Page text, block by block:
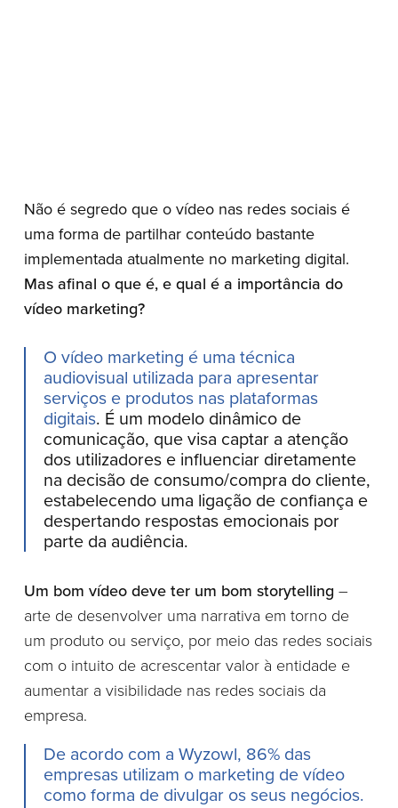
Não é segredo que o vídeo nas redes sociais é
uma forma de partilhar conteúdo bastante
implementada atualmente no marketing digital.
Mas afinal o que é, e qual é a importância do
vídeo marketing?
O vídeo marketing é uma técnica
audiovisual utilizada para apresentar
serviços e produtos nas plataformas
digitais. É um modelo dinâmico de
comunicação, que visa captar a atenção
dos utilizadores e influenciar diretamente
na decisão de consumo/compra do cliente,
estabelecendo uma ligação de confiança e
despertando respostas emocionais por
parte da audiência.
Um bom vídeo deve ter um bom storytelling–
arte de desenvolver uma narrativa em torno de
um produto ou serviço, por meio das redes sociais
com o intuito de acrescentar valor à entidade e
aumentar a visibilidade nas redes sociais da
empresa.
De acordo com a Wyzowl, 86% das
empresas utilizam o marketing de vídeo
como forma de divulgar os seus negócios.